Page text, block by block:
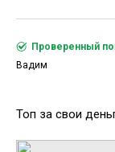
Топ за свои
Проверенный
Вадим